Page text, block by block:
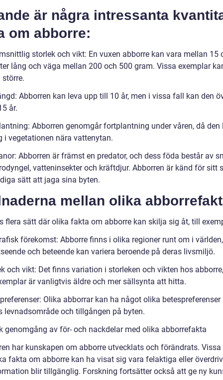
är några intressanta
om abborre:
storlek och vikt: En vuxen abborre kan vara mellan 15
lång och väga mellan 200 och 500 gram. Vissa exemplar
Abborren kan leva upp till 10 år, men i vissa fall kan den
år.
Abborren genomgår fortplantning under våren, då den
i vegetationen nära vattenytan.
Abborren är främst en predator, och dess föda består av
vatteninsekter och kräftdjur. Abborren är känd för sitt
sätt att jaga sina byten.
mellan olika
flera sätt där olika fakta om abborre kan skilja sig åt, till
förekomst: Abborre finns i olika regioner runt om i
och beteende kan variera beroende på deras livsmiljö.
och vikt: Det finns variation i storleken och vikten hos
är vanligtvis äldre och mer sällsynta att hitta.
Olika abborrar kan ha något olika betespreferenser
levnadsområde och tillgången på byten.
genomgång av för- och nackdelar med olika abborrefakta
har kunskapen om abborre utvecklats och förändrats. Vissa
fakta om abborre kan ha visat sig vara felaktiga eller
blir tillgänglig. Forskning fortsätter också att ge ny